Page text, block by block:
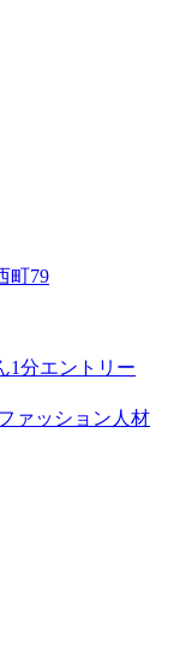
町79
1分エントリー
ァッション人材